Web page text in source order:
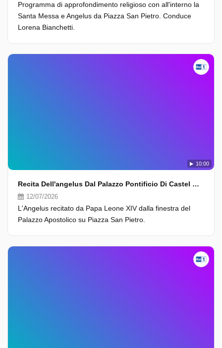
Programma di approfondimento religioso con all'interno la
Santa Messa e Angelus da Piazza San Pietro. Conduce
Lorena Bianchetti.
10:00
Recita Dell'angelus Dal Palazzo Pontificio Di Castel Gandolfo
12/07/2026
L'Angelus recitato da Papa Leone XIV dalla finestra del
Palazzo Apostolico su Piazza San Pietro.